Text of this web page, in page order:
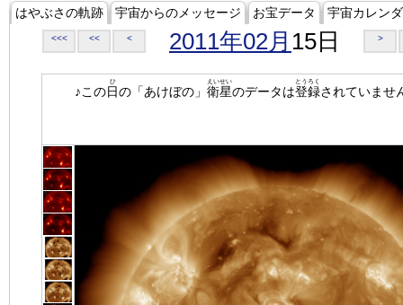
はやぶさの軌跡 宇宙からのメッセージ お宝データ 宇宙カレン
<<< << < 2011年02月 15日 >
♪この日
ひ
の「あけぼの」 衛星
えいせい
のデータは登録
とうろく
されていませ